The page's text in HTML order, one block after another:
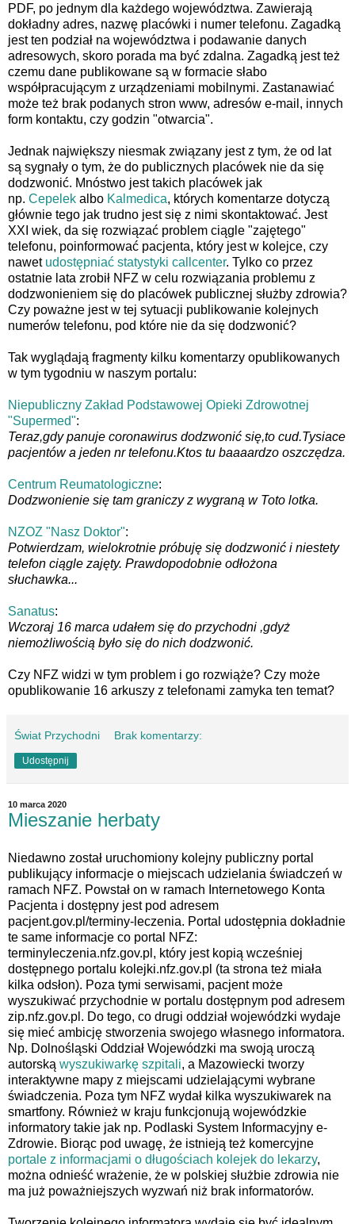
PDF, po jednym dla każdego województwa. Zawierają
dokładny adres, nazwę placówki i numer telefonu. Zagadką
jest ten podział na województwa i podawanie danych
adresowych, skoro porada ma być zdalna. Zagadką jest też
czemu dane publikowane są w formacie słabo
współpracującym z urządzeniami mobilnymi. Zastanawiać
może też brak podanych stron www, adresów e-mail, innych
form kontaktu, czy godzin "otwarcia".
Jednak największy niesmak związany jest z tym, że od lat
są sygnały o tym, że do publicznych placówek nie da się
dodzwonić. Mnóstwo jest takich placówek jak
np. Cepelek albo Kalmedica, których komentarze dotyczą
głównie tego jak trudno jest się z nimi skontaktować. Jest
XXI wiek, da się rozwiązać problem ciągle "zajętego"
telefonu, poinformować pacjenta, który jest w kolejce, czy
nawet udostępniać statystyki callcenter. Tylko co przez
ostatnie lata zrobił NFZ w celu rozwiązania problemu z
dodzwonieniem się do placówek publicznej służby zdrowia?
Czy poważne jest w tej sytuacji publikowanie kolejnych
numerów telefonu, pod które nie da się dodzwonić?
Tak wyglądają fragmenty kilku komentarzy opublikowanych
w tym tygodniu w naszym portalu:
Niepubliczny Zakład Podstawowej Opieki Zdrowotnej
"Supermed":
Teraz,gdy panuje coronawirus dodzwonić się,to cud.Tysiace
pacjentów a jeden nr telefonu.Ktos tu baaaardzo oszczędza.
Centrum Reumatologiczne:
Dodzwonienie się tam graniczy z wygraną w Toto lotka.
NZOZ "Nasz Doktor":
Potwierdzam, wielokrotnie próbuję się dodzwonić i niestety
telefon ciągle zajęty. Prawdopodobnie odłożona
słuchawka...
Sanatus:
Wczoraj 16 marca udałem się do przychodni ,gdyż
niemożliwością było się do nich dodzwonić.
Czy NFZ widzi w tym problem i go rozwiąże? Czy może
opublikowanie 16 arkuszy z telefonami zamyka ten temat?
Świat Przychodni Brak komentarzy:
Udostępnij
10 marca 2020
Mieszanie herbaty
Niedawno został uruchomiony kolejny publiczny portal
publikujący informacje o miejscach udzielania świadczeń w
ramach NFZ. Powstał on w ramach Internetowego Konta
Pacjenta i dostępny jest pod adresem
pacjent.gov.pl/terminy-leczenia. Portal udostępnia dokładnie
te same informacje co portal NFZ:
terminyleczenia.nfz.gov.pl, który jest kopią wcześniej
dostępnego portalu kolejki.nfz.gov.pl (ta strona też miała
kilka odsłon). Poza tymi serwisami, pacjent może
wyszukiwać przychodnie w portalu dostępnym pod adresem
zip.nfz.gov.pl. Do tego, co drugi oddział wojewódzki wydaje
się mieć ambicję stworzenia swojego własnego informatora.
Np. Dolnośląski Oddział Wojewódzki ma swoją uroczą
autorską wyszukiwarkę szpitali, a Mazowiecki tworzy
interaktywne mapy z miejscami udzielającymi wybrane
świadczenia. Poza tym NFZ wydał kilka wyszukiwarek na
smartfony. Również w kraju funkcjonują wojewódzkie
informatory takie jak np. Podlaski System Informacyjny e-
Zdrowie. Biorąc pod uwagę, że istnieją też komercyjne
portale z informacjami o długościach kolejek do lekarzy,
można odnieść wrażenie, że w polskiej służbie zdrowia nie
ma już poważniejszych wyzwań niż brak informatorów.